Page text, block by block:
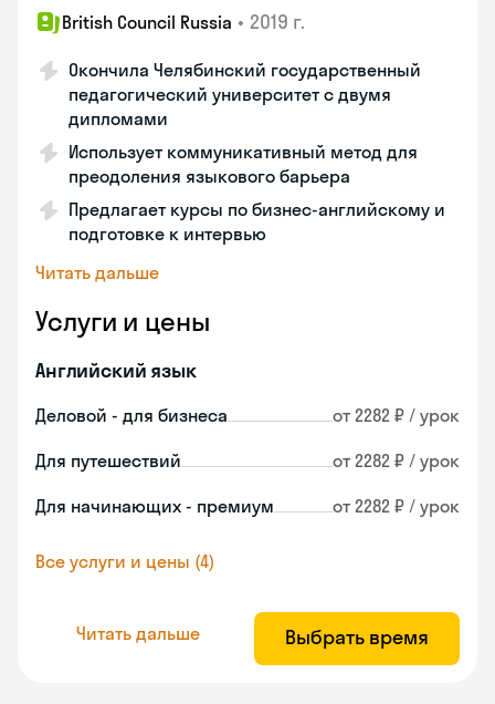
British Council Russia • 2019 г.
Окончила Челябинский государственный
педагогический университет с двумя
дипломами
Использует коммуникативный метод для
преодоления языкового барьера
Предлагает курсы по бизнес-английскому и
подготовке к интервью
Читать дальше
Услуги и цены
Английский язык
Деловой - для бизнеса от 2282 ₽ / урок
Для путешествий от 2282 ₽ / урок
Для начинающих - премиум от 2282 ₽ / урок
Все услуги и цены (4)
Читать дальше Выбрать время